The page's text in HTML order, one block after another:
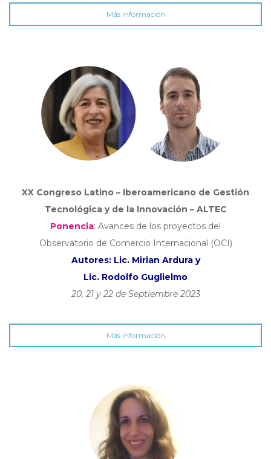
Más información
XX Congreso Latino – Iberoamericano de Gestión
Tecnológica y de la Innovación – ALTEC
Ponencia: Avances de los proyectos del
Observatorio de Comercio Internacional (OCI)
Autores: Lic. Mirian Ardura y
Lic. Rodolfo Guglielmo
20, 21 y 22 de Septiembre 2023
Más información